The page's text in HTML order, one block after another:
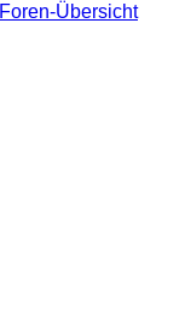
Foren-Übersicht